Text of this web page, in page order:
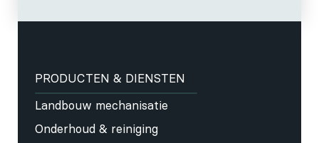
PRODUCTEN & DIENSTEN
Landbouw mechanisatie
Onderhoud & reiniging